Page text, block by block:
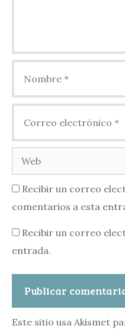
electrónico
Recibir un correo
comentarios a esta
Recibir un correo
entrada.
Este sitio usa Akismet